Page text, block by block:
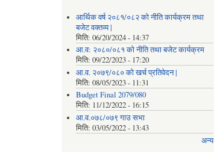
आर्थिक वर्ष २०८१/०८२ को नीति कार्यक्रम तथा
बजेट वक्तव्य |
मिति: 06/20/2024 - 14:37
आ.व: २०८०/०८१ को नीति तथा बजेट कार्यक्रम
मिति: 09/22/2023 - 17:20
आ.व. २०७९/०८० को खर्च प्रतिवेदन |
मिति: 08/05/2023 - 11:31
Budget Final 2079/080
मिति: 11/12/2022 - 16:15
आ.व.०७८/०७९ गाउ सभा
मिति: 03/05/2022 - 13:43
अन्य